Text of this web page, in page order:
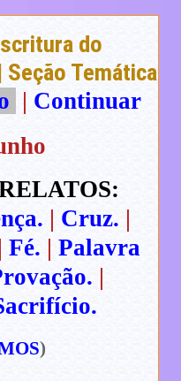
do
Temática
| Continuar
| Cruz. |
| Fé. | Palavra
|
)